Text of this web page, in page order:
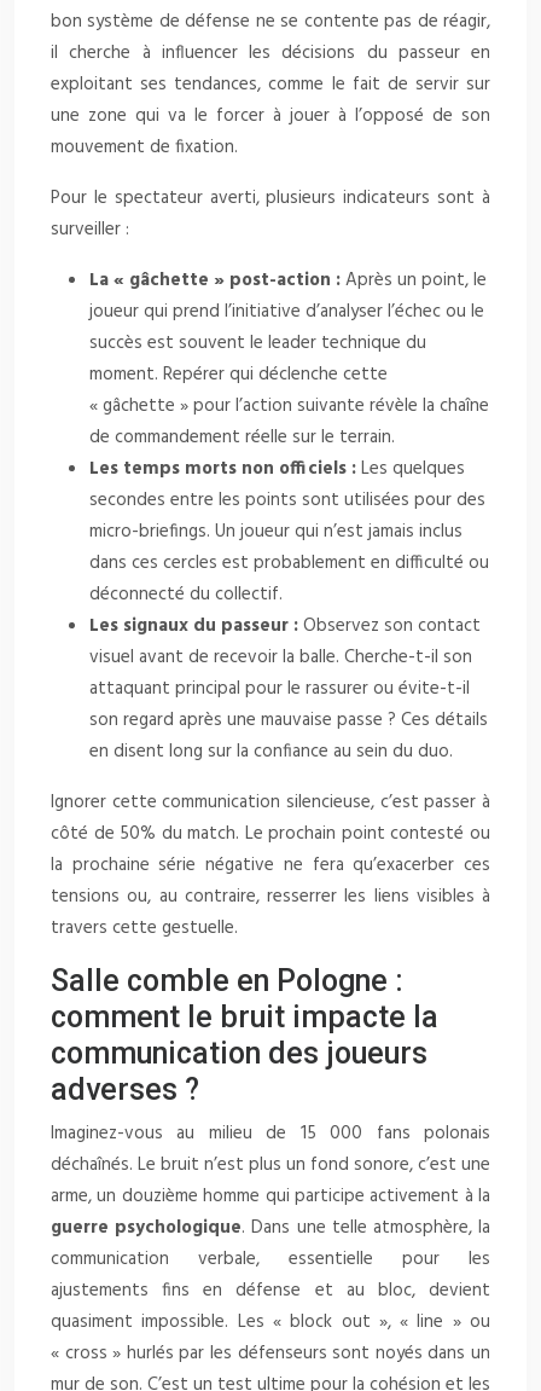
bon système de défense ne se contente pas de réagir,
il cherche à influencer les décisions du passeur en
exploitant ses tendances, comme le fait de servir sur
une zone qui va le forcer à jouer à l’opposé de son
mouvement de fixation.
Pour le spectateur averti, plusieurs indicateurs sont à
surveiller :
La « gâchette » post-action :Après un point, le
joueur qui prend l’initiative d’analyser l’échec ou le
succès est souvent le leader technique du
moment. Repérer qui déclenche cette
« gâchette » pour l’action suivante révèle la chaîne
de commandement réelle sur le terrain.
Les temps morts non officiels :Les quelques
secondes entre les points sont utilisées pour des
micro-briefings. Un joueur qui n’est jamais inclus
dans ces cercles est probablement en difficulté ou
déconnecté du collectif.
Les signaux du passeur :Observez son contact
visuel avant de recevoir la balle. Cherche-t-il son
attaquant principal pour le rassurer ou évite-t-il
son regard après une mauvaise passe ? Ces détails
en disent long sur la confiance au sein du duo.
Ignorer cette communication silencieuse, c’est passer à
côté de 50% du match. Le prochain point contesté ou
la prochaine série négative ne fera qu’exacerber ces
tensions ou, au contraire, resserrer les liens visibles à
travers cette gestuelle.
Salle comble en Pologne :
comment le bruit impacte la
communication des joueurs
adverses ?
Imaginez-vous au milieu de 15 000 fans polonais
déchaînés. Le bruit n’est plus un fond sonore, c’est une
arme, un douzième homme qui participe activement à la
guerre psychologique. Dans une telle atmosphère, la
communication verbale, essentielle pour les
ajustements fins en défense et au bloc, devient
quasiment impossible. Les « block out », « line » ou
« cross » hurlés par les défenseurs sont noyés dans un
mur de son. C’est un test ultime pour la cohésion et les